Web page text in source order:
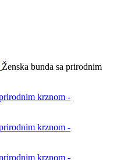
Ženska bunda sa prirodnim